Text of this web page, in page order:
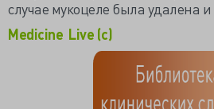
случае мукоцеле была удалена
Medicine Live (c)